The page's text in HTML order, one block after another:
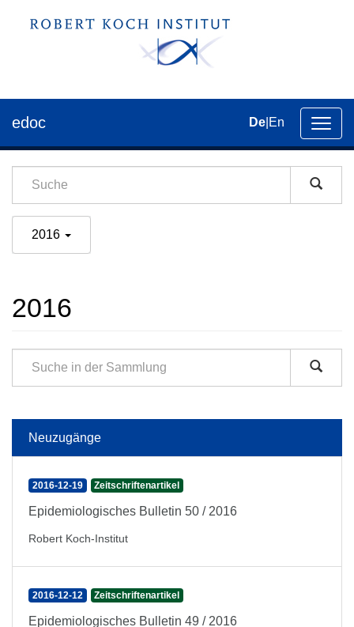
der
edoc De En
2016
2016
Neuzugänge
2016-12-19 Zeitschriftenartikel
Epidemiologisches Bulletin 50 / 2016
Robert Koch-Institut
2016-12-12 Zeitschriftenartikel
Epidemiologisches Bulletin 49 / 2016